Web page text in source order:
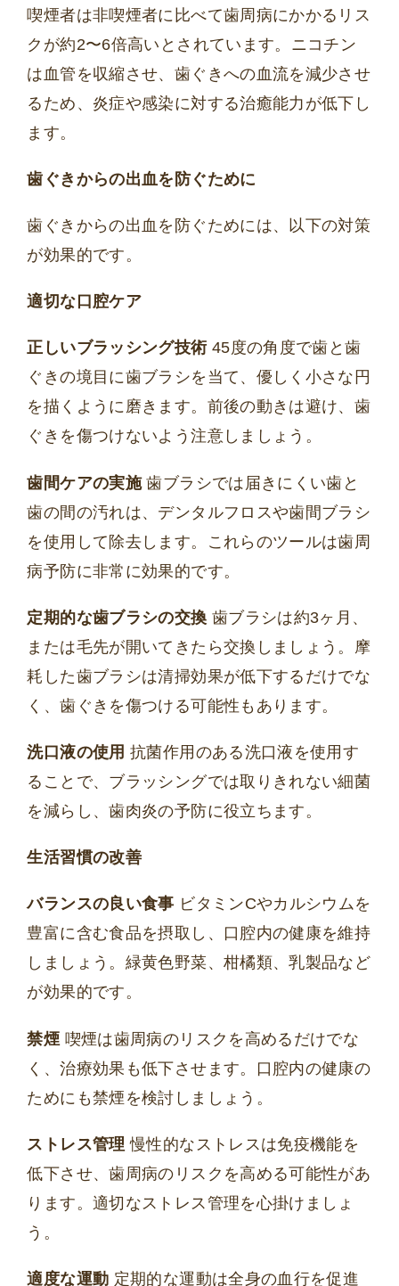
喫煙者は非喫煙者に比べて歯周病にかかるリス
クが約2〜6倍高いとされています。ニコチン
は血管を収縮させ、歯ぐきへの血流を減少させ
るため、炎症や感染に対する治癒能力が低下し
ます。
歯ぐきからの出血を防ぐために
歯ぐきからの出血を防ぐためには、以下の対策
が効果的です。
適切な口腔ケア
正しいブラッシング技術45度の角度で歯と歯
ぐきの境目に歯ブラシを当て、優しく小さな円
を描くように磨きます。前後の動きは避け、歯
ぐきを傷つけないよう注意しましょう。
歯間ケアの実施歯ブラシでは届きにくい歯と
歯の間の汚れは、デンタルフロスや歯間ブラシ
を使用して除去します。これらのツールは歯周
病予防に非常に効果的です。
定期的な歯ブラシの交換 歯ブラシは約3ヶ月、
または毛先が開いてきたら交換しましょう。摩
耗した歯ブラシは清掃効果が低下するだけでな
く、歯ぐきを傷つける可能性もあります。
洗口液の使用 抗菌作用のある洗口液を使用す
ることで、ブラッシングでは取りきれない細菌
を減らし、歯肉炎の予防に役立ちます。
生活習慣の改善
バランスの良い食事 ビタミンCやカルシウムを
豊富に含む食品を摂取し、口腔内の健康を維持
しましょう。緑黄色野菜、柑橘類、乳製品など
が効果的です。
禁煙 喫煙は歯周病のリスクを高めるだけでな
く、治療効果も低下させます。口腔内の健康の
ためにも禁煙を検討しましょう。
ストレス管理 慢性的なストレスは免疫機能を
低下させ、歯周病のリスクを高める可能性があ
ります。適切なストレス管理を心掛けましょ
う。
適度な運動 定期的な運動は全身の血行を促進